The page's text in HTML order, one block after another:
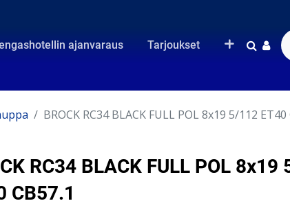
ajanvaraus Tarjoukset
BROCK RC34 BLACK FULL POL 8x19 5/112 ET40
RC34 BLACK FULL POL 8x19
CB57.1